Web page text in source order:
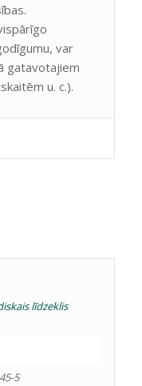
var
gatavotajiem
u. c.).
līdzeklis
5